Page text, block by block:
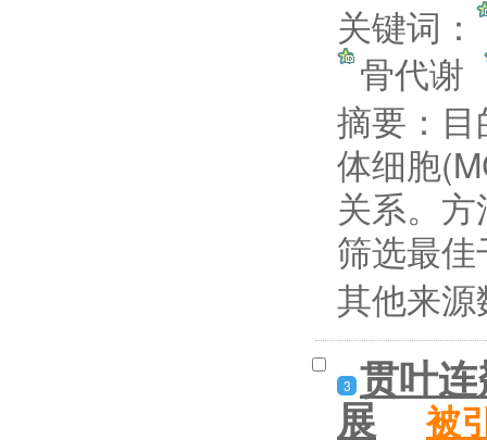
关键词：
骨代谢
摘要：
体细胞
关系。
筛选最
其他来
3 贯叶
展 被